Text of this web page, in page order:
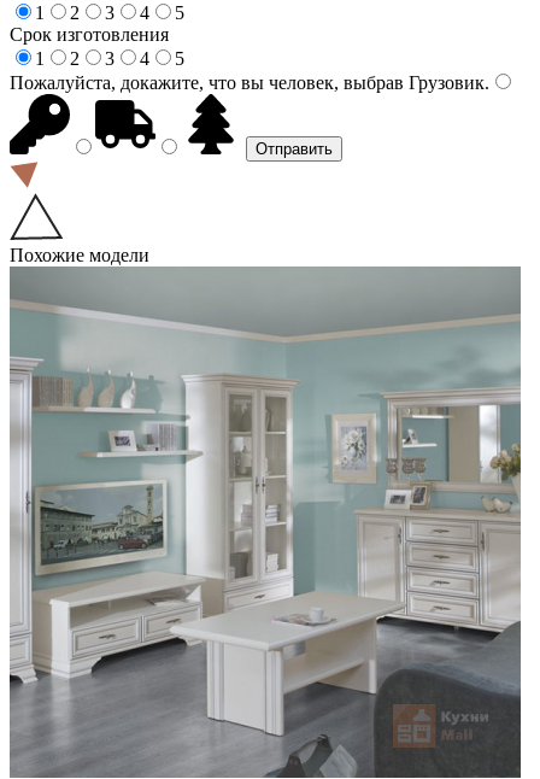
1
2 3 4
5
Срок изготовления
1
2 3 4
5
Пожалуйста, докажите, что вы человек, выбрав Грузовик.
Похожие модели